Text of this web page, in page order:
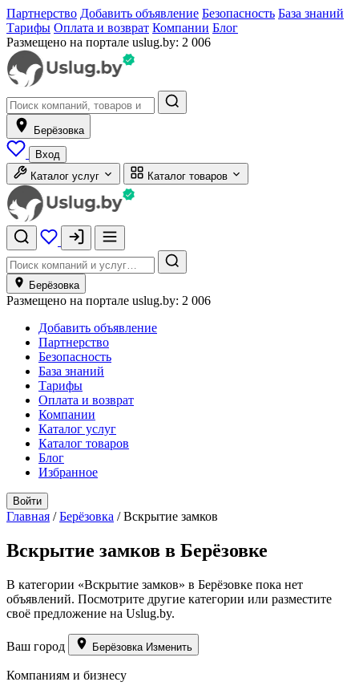
Партнерство Добавить объявление Безопасность База знаний
Тарифы Оплата и возврат Компании Блог
Размещено на портале uslug.by: 2 006
Берёзовка
Вход
Каталог услуг
Каталог товаров
Берёзовка
Размещено на портале uslug.by: 2 006
Добавить объявление
Партнерство
Безопасность
База знаний
Тарифы
Оплата и возврат
Компании
Каталог услуг
Каталог товаров
Блог
Избранное
Войти
Главная / Берёзовка / Вскрытие замков
Вскрытие замков в Берёзовке
В категории «Вскрытие замков» в Берёзовке пока нет
объявлений. Посмотрите другие категории или разместите
своё предложение на Uslug.by.
Ваш город Берёзовка Изменить
Компаниям и бизнесу